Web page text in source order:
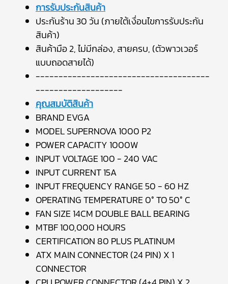
การรับประกันสินค้า
ประกันร้าน 30 วัน (ภายใต้เงื่อนไขการรับประกัน
สินค้า)
สินค้ามือ 2, ไม่มีกล่อง, สายครบ, (ตัวพาวเวอร์
แบบถอดสายได้)
--------------------------------------
-------------------
คุณสมบัติสินค้า
BRAND EVGA
MODEL SUPERNOVA 1000 P2
POWER CAPACITY 1000W
INPUT VOLTAGE 100 - 240 VAC
INPUT CURRENT 15A
INPUT FREQUENCY RANGE 50 - 60 HZ
OPERATING TEMPERATURE 0° TO 50° C
FAN SIZE 14CM DOUBLE BALL BEARING
MTBF 100,000 HOURS
CERTIFICATION 80 PLUS PLATINUM
ATX MAIN CONNECTOR (24 PIN) X 1
CONNECTOR